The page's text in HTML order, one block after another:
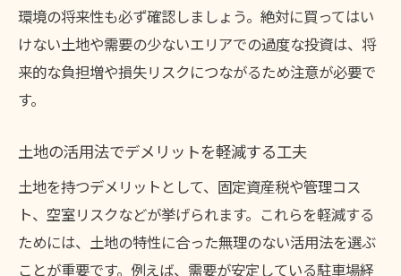
環境の将来性も必ず確認しましょう。絶対に買ってはい
けない土地や需要の少ないエリアでの過度な投資は、将
来的な負担増や損失リスクにつながるため注意が必要で
す。
土地の活用法でデメリットを軽減する工夫
土地を持つデメリットとして、固定資産税や管理コス
ト、空室リスクなどが挙げられます。これらを軽減する
ためには、土地の特性に合った無理のない活用法を選ぶ
ことが重要です。例えば、需要が安定している駐車場経